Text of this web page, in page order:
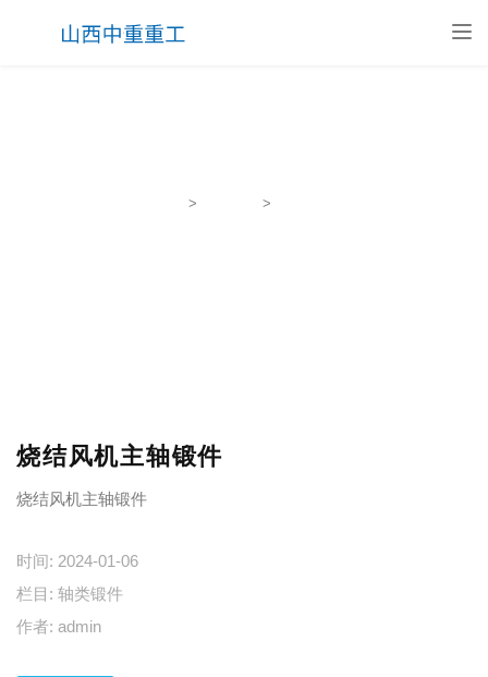
> >
烧结风机主轴锻件
烧结风机主轴锻件
时间: 2024-01-06
栏目: 轴类锻件
作者: admin